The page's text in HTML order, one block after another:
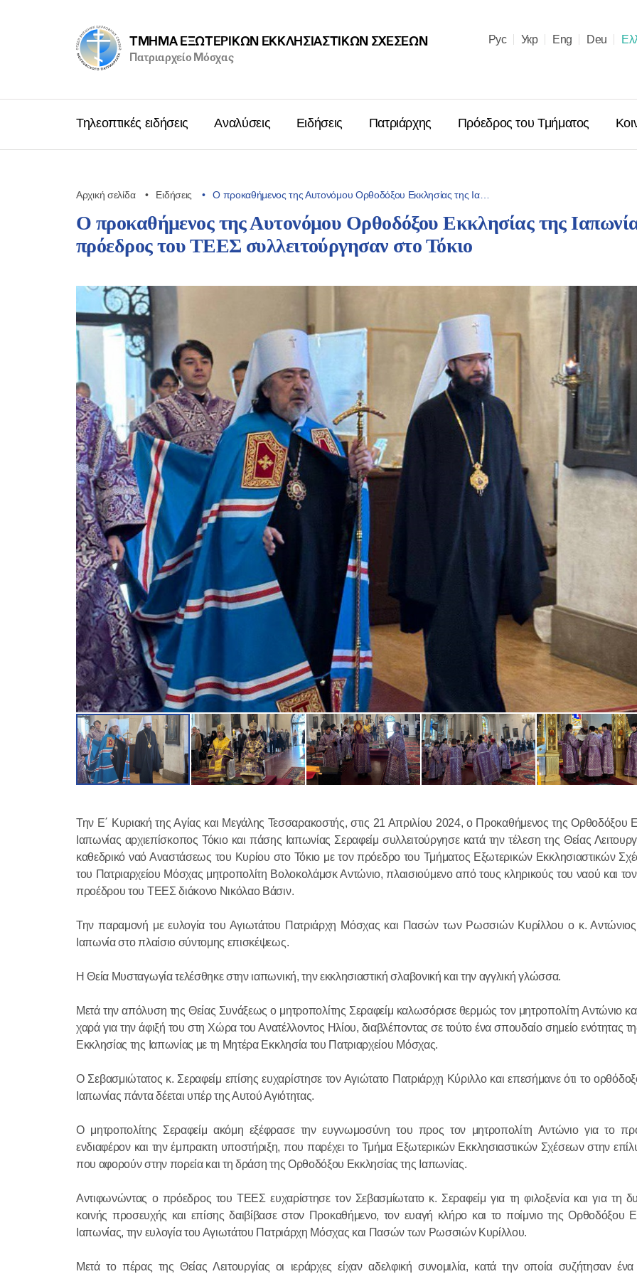
ΤΜΉΜΑ ΕΞΩΤΕΡΙΚΩΝ ΕΚΚΛΗΣΙΑΣΤΙΚΩΝ ΣΧΈΣΕΩΝ
Πατριαρχείο Μόσχας
Рус Укр Eng Deu
Τηλεοπτικές ειδήσεις Αναλύσεις Ειδήσεις Πατριάρχης Πρόεδρος του Τμήματος
Αρχική σελίδα Ειδήσεις Ο προκαθήμενος της Αυτονόμου Ορθοδόξου Εκκλησίας της Ια…
Ο προκαθήμενος της Αυτονόμου Ορθοδόξου Εκκλησίας της
πρόεδρος του ΤΕΕΣ συλλειτούργησαν στο Τόκιο
Την Ε΄ Κυριακή της Αγίας και Μεγάλης Τεσσαρακοστής, στις 21 Απριλίου 2024, ο Προκαθήμενος της Ορθοδόξου
Ιαπωνίας αρχιεπίσκοπος Τόκιο και πάσης Ιαπωνίας Σεραφείμ συλλειτούργησε κατά την τέλεση της Θείας
καθεδρικό ναό Αναστάσεως του Κυρίου στο Τόκιο με τον πρόεδρο του Τμήματος Εξωτερικών Εκκλησιαστικών
του Πατριαρχείου Μόσχας μητροπολίτη Βολοκολάμσκ Αντώνιο, πλαισιούμενο από τους κληρικούς του ναού και τον
προέδρου του ΤΕΕΣ διάκονο Νικόλαο Βάσιν.
Την παραμονή με ευλογία του Αγιωτάτου Πατριάρχη Μόσχας και Πασών των Ρωσσιών Κυρίλλου ο κ. Αντώνιος
Ιαπωνία στο πλαίσιο σύντομης επισκέψεως.
Η Θεία Μυσταγωγία τελέσθηκε στην ιαπωνική, την εκκλησιαστική σλαβονική και την αγγλική γλώσσα.
Μετά την απόλυση της Θείας Συνάξεως ο μητροπολίτης Σεραφείμ καλωσόρισε θερμώς τον μητροπολίτη Αντώνιο
χαρά για την άφιξή του στη Χώρα του Ανατέλλοντος Ηλίου, διαβλέποντας σε τούτο ένα σπουδαίο σημείο ενότητας
Εκκλησίας της Ιαπωνίας με τη Μητέρα Εκκλησία του Πατριαρχείου Μόσχας.
Ο Σεβασμιώτατος κ. Σεραφείμ επίσης ευχαρίστησε τον Αγιώτατο Πατριάρχη Κύριλλο και επεσήμανε ότι το
Ιαπωνίας πάντα δέεται υπέρ της Αυτού Αγιότητας.
Ο μητροπολίτης Σεραφείμ ακόμη εξέφρασε την ευγνωμοσύνη του προς τον μητροπολίτη Αντώνιο για το
ενδιαφέρον και την έμπρακτη υποστήριξη, που παρέχει το Τμήμα Εξωτερικών Εκκλησιαστικών Σχέσεων στην
που αφορούν στην πορεία και τη δράση της Ορθοδόξου Εκκλησίας της Ιαπωνίας.
Αντιφωνώντας ο πρόεδρος του ΤΕΕΣ ευχαρίστησε τον Σεβασμίωτατο κ. Σεραφείμ για τη φιλοξενία και για τη
κοινής προσευχής και επίσης δαιβίβασε στον Προκαθήμενο, τον ευαγή κλήρο και το ποίμνιο της Ορθοδόξου
Ιαπωνίας, την ευλογία του Αγιωτάτου Πατριάρχη Μόσχας και Πασών των Ρωσσιών Κυρίλλου.
Μετά το πέρας της Θείας Λειτουργίας οι ιεράρχες είχαν αδελφική συνομιλία, κατά την οποία συζήτησαν
Μήνυμα
06.01.2026
Ο
Κύριλλος
Γάλλο
ντε Γκωλ
18.12.2025
Ο
Κύριλλος
στο
(Άνω
29.01.2026
Ο